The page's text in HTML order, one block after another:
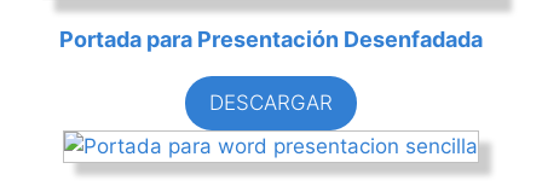
Portada para Presentación Desenfadada
DESCARGAR